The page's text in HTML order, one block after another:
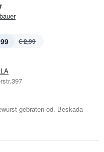
€ 2,99
gebraten od. Beskada